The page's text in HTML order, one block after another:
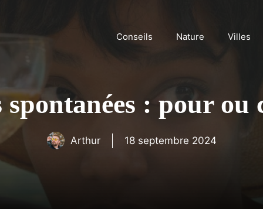
Conseils Nature Villes
: pour ou
Arthur 18 septembre 2024